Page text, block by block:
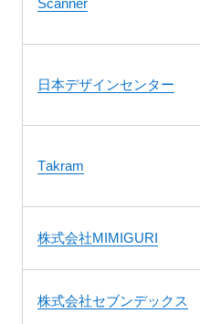
Scanner
日本デザインセンター
Takram
株式会社MIMIGURI
株式会社セブンデックス